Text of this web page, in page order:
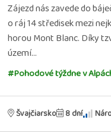
Zájezd nás zavede do
o ráj 14 středisek mezi
horou Mont Blanc. Díky
území…
#Pohodové týždne v
Švajčiarsko 8 dní